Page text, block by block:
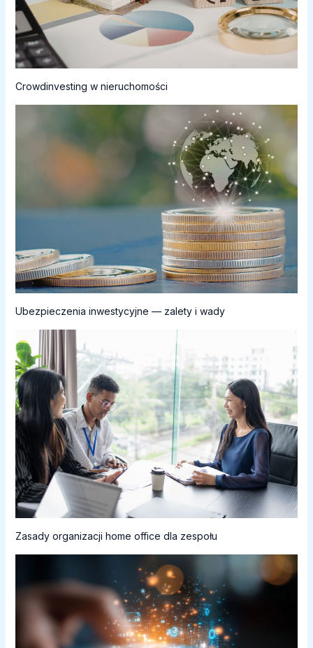
Crowdinvesting w nieruchomości
Ubezpieczenia inwestycyjne — zalety i wady
Zasady organizacji home office dla zespołu